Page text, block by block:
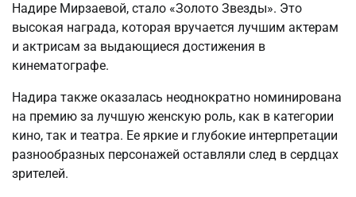
Надире Мирзаевой, стало «Золото Звезды». Это
высокая награда, которая вручается лучшим актерам
и актрисам за выдающиеся достижения в
кинематографе.
Надира также оказалась неоднократно номинирована
на премию за лучшую женскую роль, как в категории
кино, так и театра. Ее яркие и глубокие интерпретации
разнообразных персонажей оставляли след в сердцах
зрителей.